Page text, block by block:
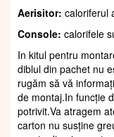
Aerisitor: caloriferul
Console: calorifele
In kitul pentru
diblul din pachet nu
rugăm să vă
de montaj.In funcție
potrivit.Va atragem
carton nu susține